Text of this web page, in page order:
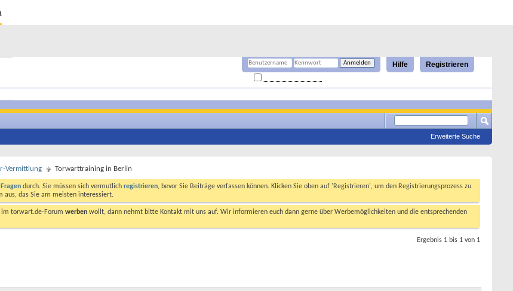
Registrieren
Hilfe
Erweiterte Suche
Vermittlung Torwarttraining in Berlin
durch. Sie müssen sich vermutlich registrieren, bevor Sie Beiträge verfassen können. Klicken Sie oben auf 'Registrieren', um den Registrierungsprozess zu
aus, das Sie am meisten interessiert.
im torwart.de-Forum werben wollt, dann nehmt bitte Kontakt mit uns auf. Wir informieren euch dann gerne über Werbemöglichkeiten und die entsprechenden
Ergebnis 1 bis 1 von 1